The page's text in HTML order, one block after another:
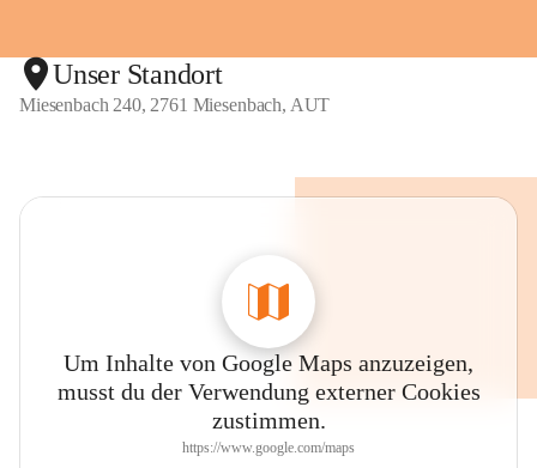
Unser Standort
Miesenbach 240, 2761 Miesenbach, AUT
Um Inhalte von Google Maps anzuzeigen,
musst du der Verwendung externer Cookies
zustimmen.
https://www.google.com/maps